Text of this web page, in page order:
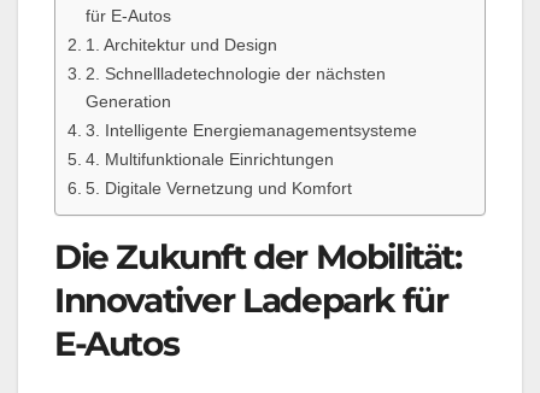
für E-Autos
1. Architektur und Design
2. Schnellladetechnologie der nächsten
Generation
3. Intelligente Energiemanagementsysteme
4. Multifunktionale Einrichtungen
5. Digitale Vernetzung und Komfort
Die Zukunft der Mobilität:
Innovativer Ladepark für
E-Autos